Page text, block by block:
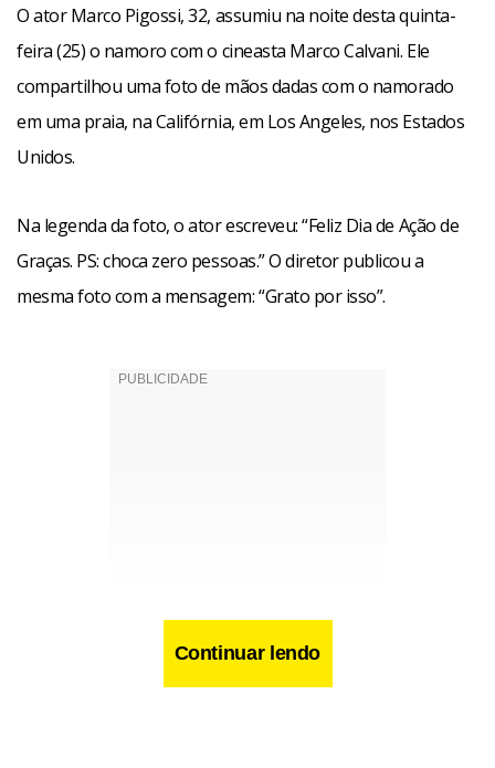
O ator Marco Pigossi, 32, assumiu na noite desta quinta-
feira (25) o namoro com o cineasta Marco Calvani. Ele
compartilhou uma foto de mãos dadas com o namorado
em uma praia, na Califórnia, em Los Angeles, nos Estados
Unidos.
Na legenda da foto, o ator escreveu: “Feliz Dia de Ação de
Graças. PS: choca zero pessoas.” O diretor publicou a
mesma foto com a mensagem: “Grato por isso”.
Continuar lendo